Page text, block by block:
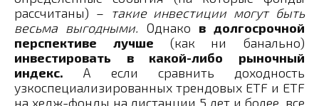
рассчитаны) – такие инвестиции могут быть
весьма выгодными. Однако в долгосрочной
перспективе лучше (как ни банально)
инвестировать в какой-либо рыночный
индекс. А если сравнить доходность
узкоспециализированных трендовых ETF и ETF
на хедж-фонды на дистанции 5 лет и более, все